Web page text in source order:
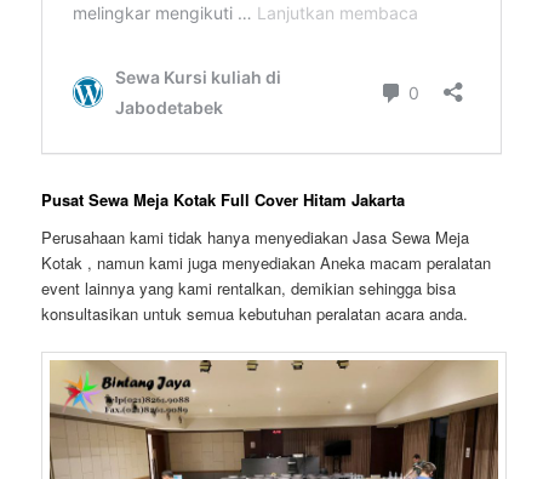
Pusat Sewa Meja Kotak Full Cover Hitam Jakarta
Perusahaan kami tidak hanya menyediakan Jasa Sewa Meja
Kotak , namun kami juga menyediakan Aneka macam peralatan
event lainnya yang kami rentalkan, demikian sehingga bisa
konsultasikan untuk semua kebutuhan peralatan acara anda.